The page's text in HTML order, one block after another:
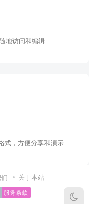
地访问和编辑
式，方便分享和演示
关于本站
服务条款